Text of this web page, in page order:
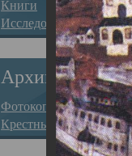
Книги
Исследования
Архив
Фотокопии дел
Крестные ходы